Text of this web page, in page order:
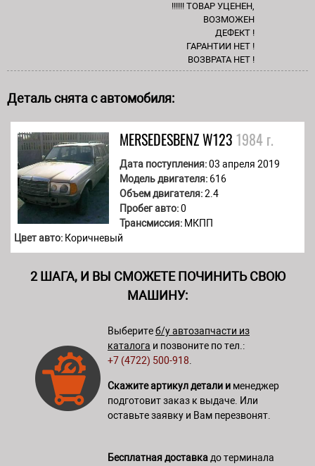
!!!!!! ТОВАР УЦЕНЕН,
ВОЗМОЖЕН
ДЕФЕКТ !
ГАРАНТИИ НЕТ !
ВОЗВРАТА НЕТ !
Деталь снята с автомобиля:
MERSEDESBENZW123 1984 г.
Дата поступления:03 апреля 2019
Модель двигателя: 616
Объем двигателя:2.4
Пробег авто:0
Трансмиссия: МКПП
Цвет авто: Коричневый
2 ШАГА, И ВЫ СМОЖЕТЕ ПОЧИНИТЬ СВОЮ
МАШИНУ:
Выберитеб/у автозапчасти из
каталога и позвоните по тел.:
+7 (4722) 500-918
Скажите артикул детали и менеджер
подготовит заказ к выдаче. Или
оставьте заявку и Вам перезвонят.
Бесплатная доставка до терминала